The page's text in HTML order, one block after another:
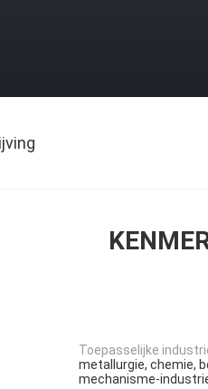
Toepasselijke
metallurgie, chemie,
mechanisme-